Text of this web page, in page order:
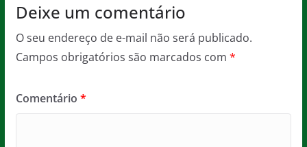
Deixe um comentário
O seu endereço de e-mail não será publicado.
Campos obrigatórios são marcados com *
Comentário *